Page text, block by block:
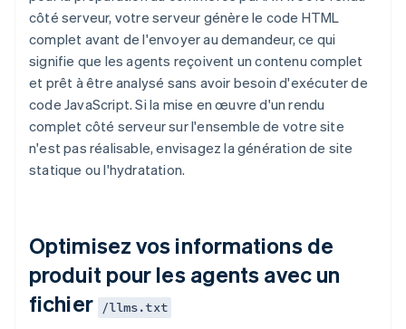
côté serveur, votre serveur génère le code HTML
complet avant de l'envoyer au demandeur, ce qui
signifie que les agents reçoivent un contenu complet
et prêt à être analysé sans avoir besoin d'exécuter de
code JavaScript. Si la mise en œuvre d'un rendu
complet côté serveur sur l'ensemble de votre site
n'est pas réalisable, envisagez la génération de site
statique ou l'hydratation.
Optimisez vos informations de
produit pour les agents avec un
fichier
/llms.txt